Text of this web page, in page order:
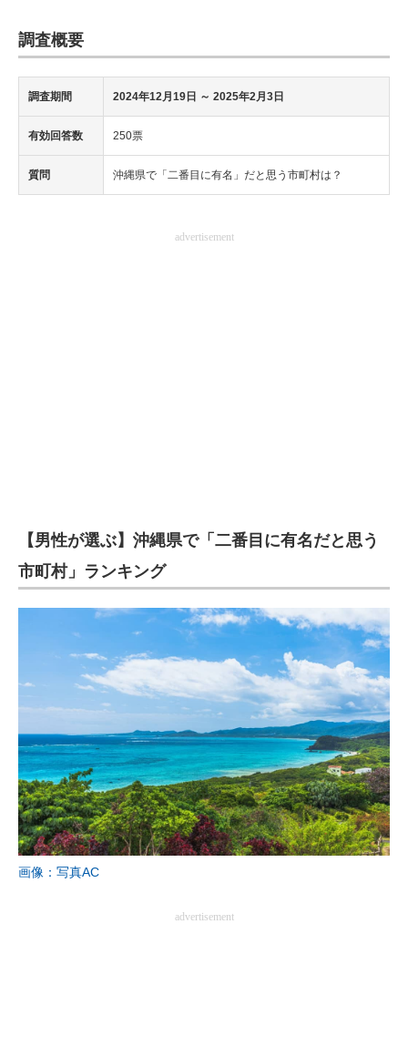
調査概要
調査期間 2024年12月19日 ～ 2025年2月3日
有効回答数 250票
質問 沖縄県で「二番目に有名」だと思う市町村は？
advertisement
【男性が選ぶ】沖縄県で「二番目に有名だと思う
市町村」ランキング
画像：写真AC
advertisement